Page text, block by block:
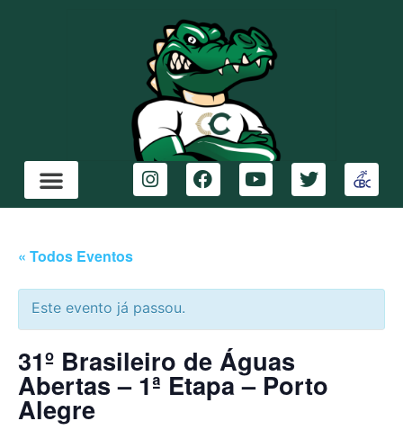
« Todos Eventos
Este evento já passou.
31º Brasileiro de Águas
Abertas – 1ª Etapa – Porto
Alegre